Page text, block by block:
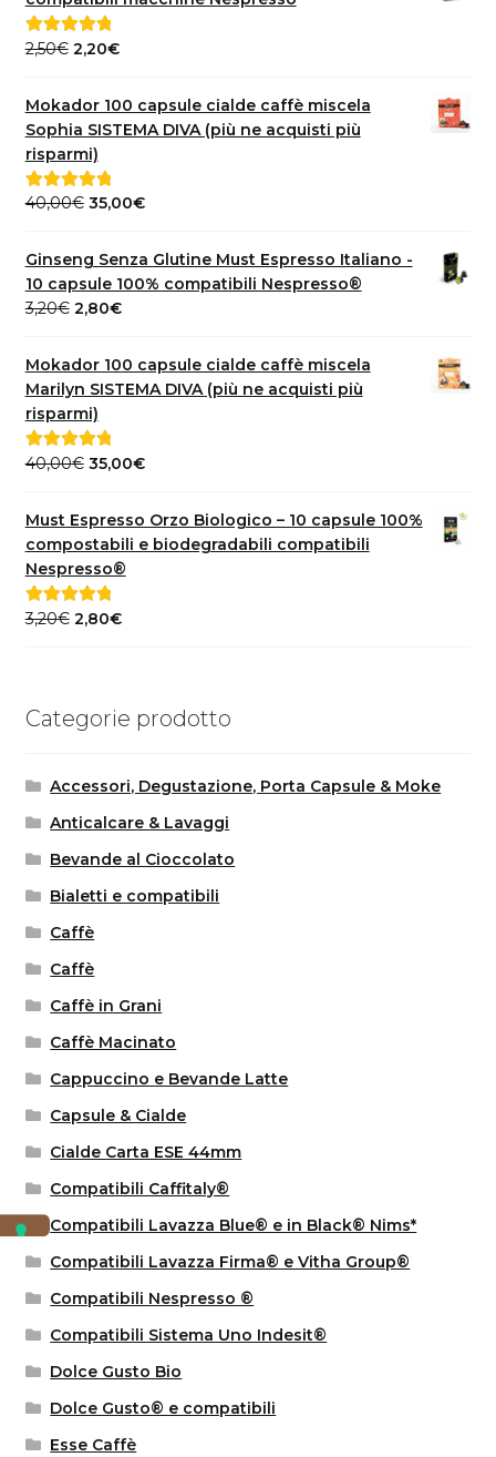
Valutato5.00
2,50€ Il
originale
era:
2,50€.
2,20€Il
attuale
è:
Mokador 100 capsule cialde caffè miscela
Sophia SISTEMA DIVA (più ne acquisti più
risparmi)
Valutato5.00
40,00€ Il
originale
era:
40,00€.
35,00€Il
attuale
è:
Ginseng Senza Glutine Must Espresso Italiano -
10 capsule 100% compatibili Nespresso®
3,20€ Il
originale
era:
3,20€.
2,80€Il
attuale
è:
Mokador 100 capsule cialde caffè miscela
Marilyn SISTEMA DIVA (più ne acquisti più
risparmi)
Valutato5.00
40,00€ Il
originale
era:
40,00€.
35,00€Il
attuale
è:
Must Espresso Orzo Biologico – 10 capsule 100%
compostabili e biodegradabili compatibili
Nespresso®
Valutato5.00
3,20€ Il
3,20€.
2,80€Il
2,80€.
Categorie prodotto
Accessori, Degustazione, Porta Capsule & Moke
Anticalcare & Lavaggi
Bevande al Cioccolato
Bialetti e compatibili
Caffè
Caffè
Caffè in Grani
Caffè Macinato
Cappuccino e Bevande Latte
Capsule & Cialde
Cialde Carta ESE 44mm
Compatibili Caffitaly®
Compatibili Lavazza Blue® e in Black® Nims*
Compatibili Lavazza Firma® e Vitha Group®
Compatibili Nespresso ®
Compatibili Sistema Uno Indesit®
Dolce Gusto Bio
Dolce Gusto® e compatibili
Esse Caffè